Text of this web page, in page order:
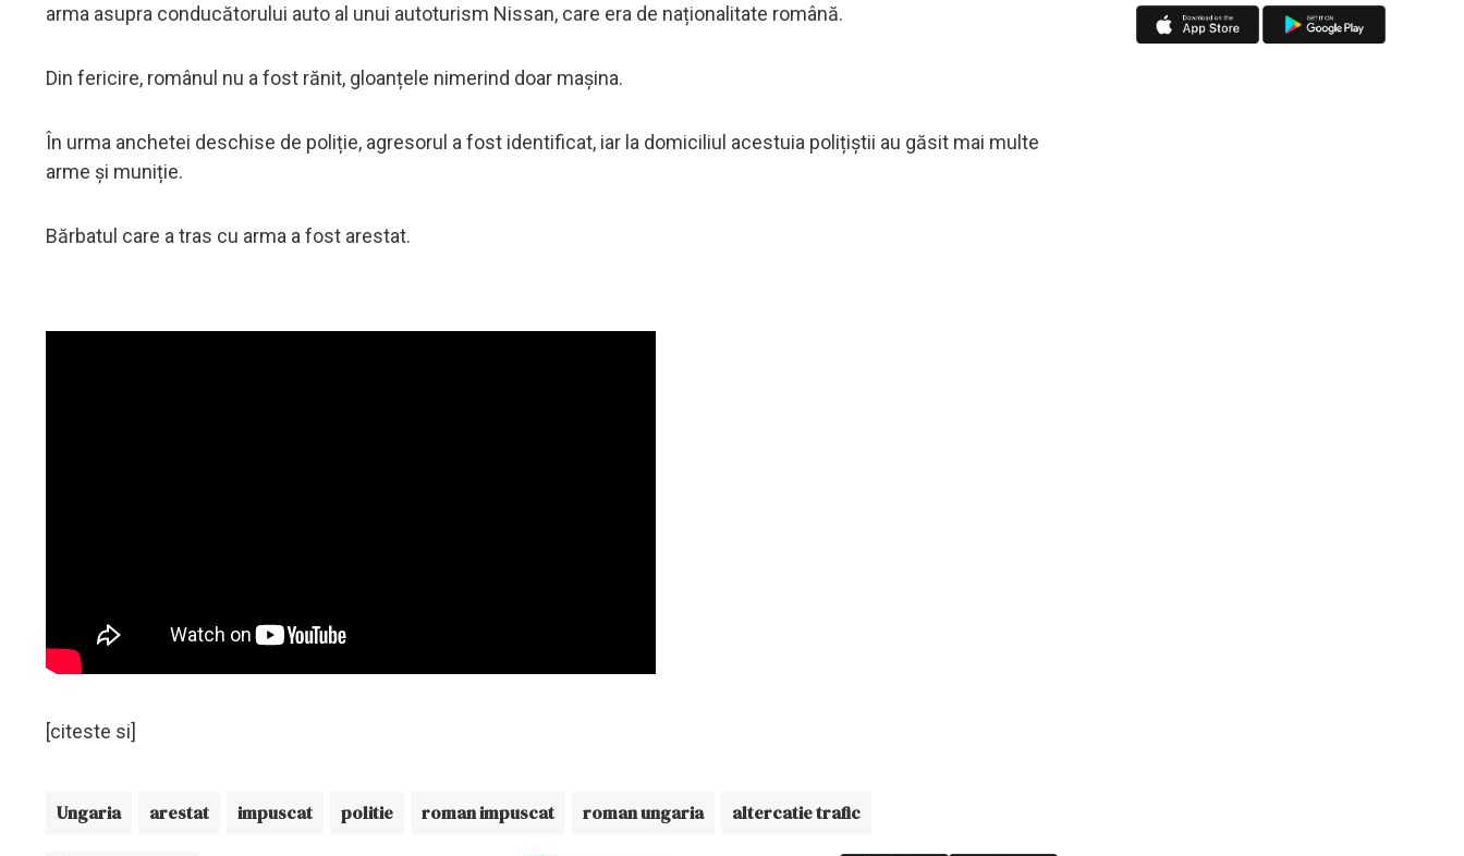
arma asupra conducătorului auto al unui autoturism Nissan, care era de naționalitate română.
Din fericire, românul nu a fost rănit, gloanțele nimerind doar mașina.
În urma anchetei deschise de poliție, agresorul a fost identificat, iar la domiciliul acestuia polițiștii au găsit mai multe
arme și muniție.
Bărbatul care a tras cu arma a fost arestat.
[citeste si]
Ungaria arestat impuscat politie roman impuscat roman ungaria altercatie trafic